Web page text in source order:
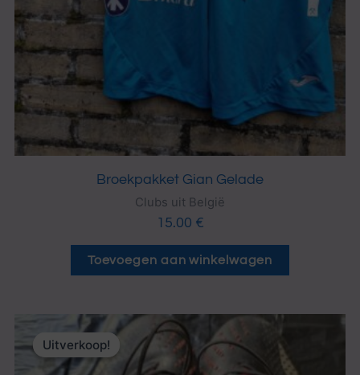
Broekpakket Gian Gelade
Clubs uit België
15.00 €
Toevoegen aan winkelwagen
Uitverkoop!
Uitverkoop!
Oorspronkelijke
prijs
was:
39.99 €.
Huidige
is:
25.00 €.